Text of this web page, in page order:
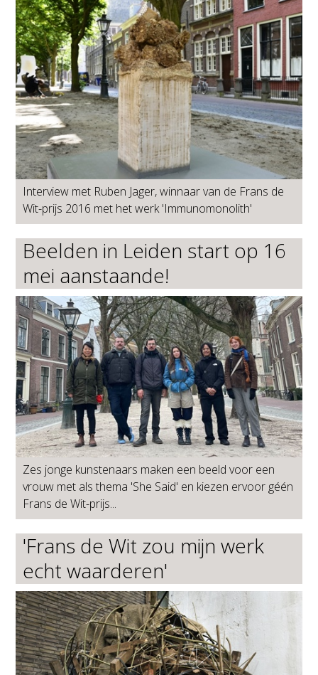
Interview met Ruben Jager, winnaar van de Frans de
Wit-prijs 2016 met het werk 'Immunomonolith'
Beelden in Leiden start op 16
mei aanstaande!
Zes jonge kunstenaars maken een beeld voor een
vrouw met als thema 'She Said' en kiezen ervoor géén
Frans de Wit-prijs...
'Frans de Wit zou mijn werk
echt waarderen'